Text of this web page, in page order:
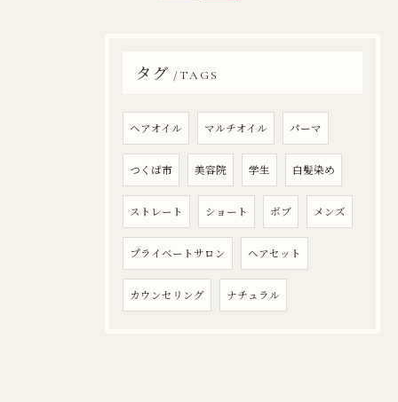
タグ TAGS
ヘアオイル マルチオイル パーマ
つくば市 美容院 学生 白髪染め
ストレート ショート ボブ メンズ
プライベートサロン ヘアセット
カウンセリング ナチュラル